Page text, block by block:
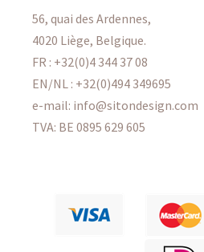
56, quai des Ardennes,
4020 Liège, Belgique.
FR : +32(0)4 344 37 08
EN/NL : +32(0)494 349695
e-mail: info@sitondesign.com
TVA: BE 0895 629 605